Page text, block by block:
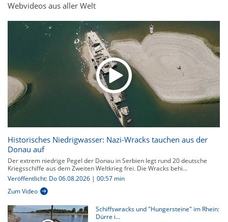
Webvideos aus aller Welt
Historisches Niedrigwasser: Nazi-Wracks tauchen aus der
Donau auf
Der extrem niedrige Pegel der Donau in Serbien legt rund 20 deutsche
Kriegsschiffe aus dem Zweiten Weltkrieg frei. Die Wracks behi...
Veröffentlicht: Do 06.08.2026 | 00:57 min
Zum Video
Schiffswracks und "Hungersteine" im Rhein:
Dürre i...